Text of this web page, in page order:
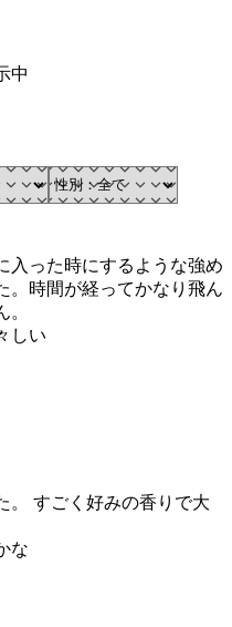
中
入った時にするような強め
。時間が経ってかなり飛ん
しい
。 すごく好みの香りで大
な